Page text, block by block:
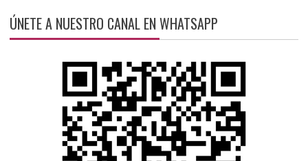
ÚNETE A NUESTRO CANAL EN WHATSAPP